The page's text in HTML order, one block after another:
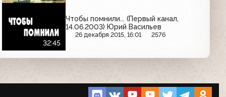
32:45
Чтобы помнили... (Первый канал,
14.06.2003) Юрий Васильев
26 декабря 2015, 16:01 2576